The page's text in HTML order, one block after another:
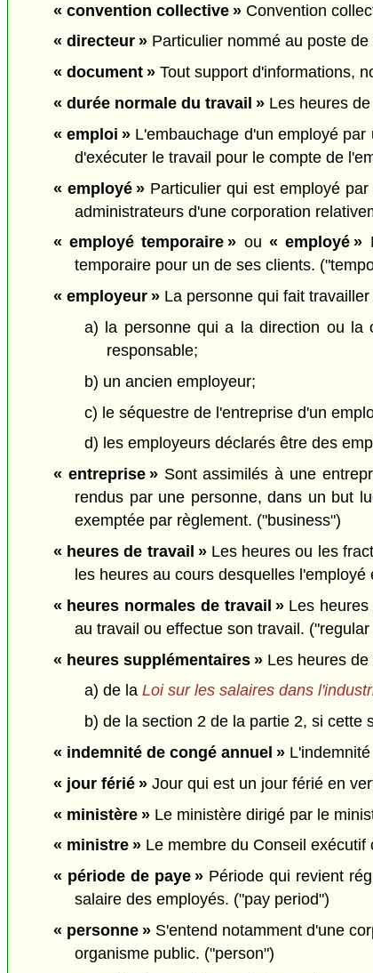
« convention collective »Convention
« directeur »Particulier nommé au poste de
« document »Tout support d'informations,
« durée normale du travail »Les heures de
« emploi » L'embauchage d'un employé
d'exécuter le travail pour le compte de
« employé »Particulier qui est employé
administrateurs d'une corporation
« employé temporaire » ou « employé »
temporaire pour un de ses clients.
« employeur »La personne qui fait
a) la personne qui a la direction ou la
responsable;
b) un ancien employeur;
c) le séquestre de l'entreprise d'un
d) les employeurs déclarés être des
« entreprise »Sont assimilés à une
rendus par une personne, dans un but
exemptée par règlement. ("business")
« heures de travail »Les heures ou les
les heures au cours desquelles
« heures normales de travail »Les heures
au travail ou effectue son travail.
« heures supplémentaires »Les heures de
a) de la Loi sur les salaires dans
b) de la section 2 de la partie 2, si cette
« indemnité de congé annuel »L'indemnité
« jour férié »Jour qui est un jour férié en
« ministère » Le ministère dirigé par le
« ministre »Le membre du Conseil exécutif
« période de paye » Période qui revient
salaire des employés. ("pay period")
« personne »S'entend notamment d'une
organisme public. ("person")